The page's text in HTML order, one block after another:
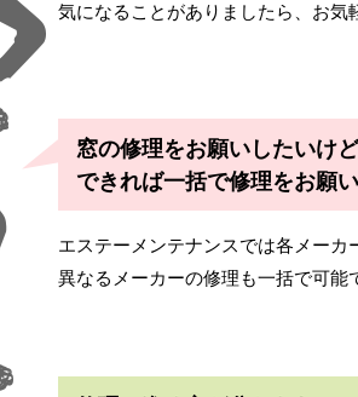
気になることがありましたら、お気
窓の修理をお願いしたいけ
できれば一括で修理をお願
エステーメンテナンスでは各メー
異なるメーカーの修理も一括で可能